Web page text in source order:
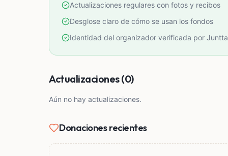
Actualizaciones regulares con fotos y recibos
Desglose claro de cómo se usan los fondos
Identidad del organizador verificada por Juntta
Actualizaciones (0)
Aún no hay actualizaciones.
Donaciones recientes